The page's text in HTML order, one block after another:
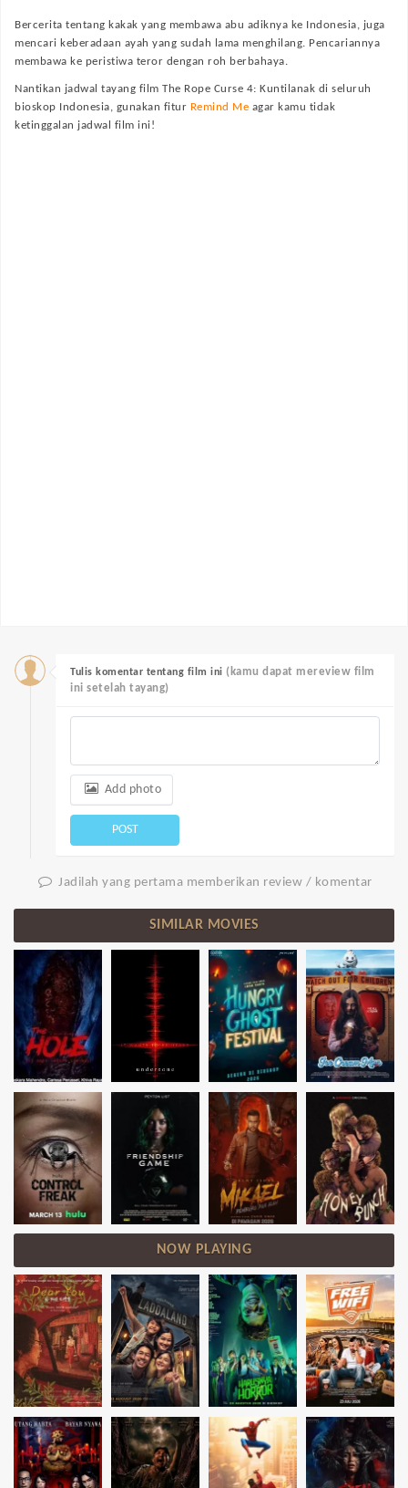
Bercerita tentang kakak yang membawa abu adiknya ke Indonesia, juga
mencari keberadaan ayah yang sudah lama menghilang. Pencariannya
membawa ke peristiwa teror dengan roh berbahaya.
Nantikan jadwal tayang film The Rope Curse 4: Kuntilanak di seluruh
bioskop Indonesia, gunakan fitur Remind Me agar kamu tidak
ketinggalan jadwal film ini!
Tulis komentar tentang film ini (kamu dapat mereview film
ini setelah tayang)
Add photo
POST
Jadilah yang pertama memberikan review / komentar
SIMILAR MOVIES
NOW PLAYING